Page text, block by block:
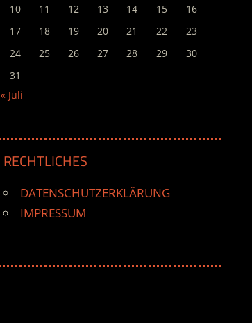
10
11 12 13 14 15
16
17
18 19 20 21 22
23
24
25 26 27 28 29
30
31
« Juli
RECHTLICHES
DATENSCHUTZERKLÄRUNG
IMPRESSUM